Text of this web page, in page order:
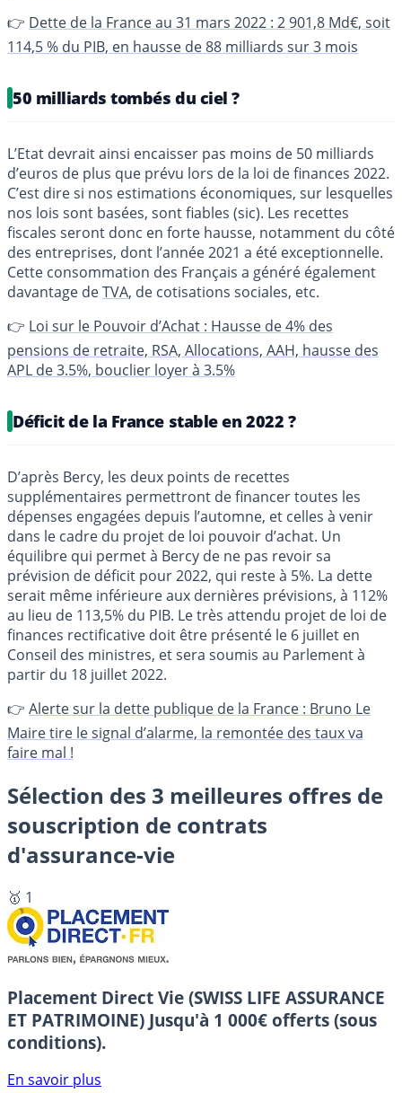
👉 Dette de la France au 31 mars 2022 : 2 901,8 Md€, soit
114,5 % du PIB, en hausse de 88 milliards sur 3 mois
50 milliards tombés du ciel ?
L’Etat devrait ainsi encaisser pas moins de 50 milliards
d’euros de plus que prévu lors de la loi de finances 2022.
C’est dire si nos estimations économiques, sur lesquelles
nos lois sont basées, sont fiables (sic). Les recettes
fiscales seront donc en forte hausse, notamment du côté
des entreprises, dont l’année 2021 a été exceptionnelle.
Cette consommation des Français a généré également
davantage deTVA, de cotisations sociales, etc.
👉 Loi sur le Pouvoir d’Achat : Hausse de 4% des
pensions de retraite, RSA, Allocations, AAH, hausse des
APL de 3.5%, bouclier loyer à 3.5%
Déficit de la France stable en 2022 ?
D’après Bercy, les deux points de recettes
supplémentaires permettront de financer toutes les
dépenses engagées depuis l’automne, et celles à venir
dans le cadre du projet de loi pouvoir d’achat. Un
équilibre qui permet à Bercy de ne pas revoir sa
prévision de déficit pour 2022, qui reste à 5%. La dette
serait même inférieure aux dernières prévisions, à 112%
au lieu de 113,5% du PIB. Le très attendu projet de loi de
finances rectificative doit être présenté le 6 juillet en
Conseil des ministres, et sera soumis au Parlement à
partir du 18 juillet 2022.
👉 Alerte sur la dette publique de la France : Bruno Le
Maire tire le signal d’alarme, la remontée des taux va
faire mal !
Sélection des 3 meilleures offres de
souscription de contrats
d'assurance-vie
🥇 1
Placement Direct Vie (SWISS LIFE ASSURANCE
ET PATRIMOINE) Jusqu'à 1 000€ offerts (sous
conditions).
En savoir plus